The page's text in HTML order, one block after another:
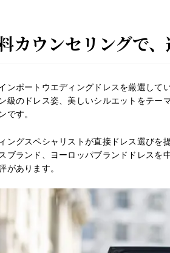
カウンセリングで
ンポートウエディングドレスを厳選して
級のドレス姿、美しいシルエットをテー
です。
ングスペシャリストが直接ドレス選びを
ブランド、ヨーロッパブランドドレスを
があります。